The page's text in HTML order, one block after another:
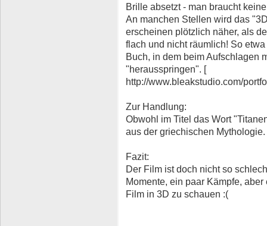
Brille absetzt - man braucht
An manchen Stellen wird das
erscheinen plötzlich näher, als
flach und nicht räumlich! So
Buch, in dem beim Aufschlagen
"herausspringen". [
http://www.bleakstudio.com/
Zur Handlung:
Obwohl im Titel das Wort
aus der griechischen
Fazit:
Der Film ist doch nicht so
Momente, ein paar Kämpfe,
Film in 3D zu schauen :(